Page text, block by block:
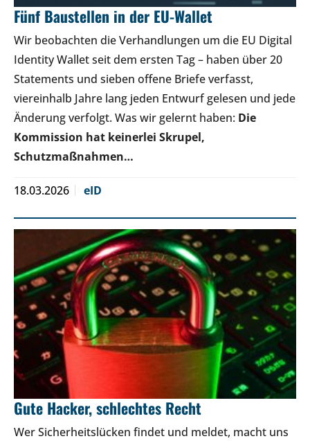
Fünf Baustellen in der EU-Wallet
Wir beobachten die Verhandlungen um die EU Digital
Identity Wallet seit dem ersten Tag – haben über 20
Statements und sieben offene Briefe verfasst,
viereinhalb Jahre lang jeden Entwurf gelesen und jede
Änderung verfolgt. Was wir gelernt haben: Die
Kommission hat keinerlei Skrupel,
Schutzmaßnahmen…
18.03.2026 eID
Gute Hacker, schlechtes Recht
Wer Sicherheitslücken findet und meldet, macht uns